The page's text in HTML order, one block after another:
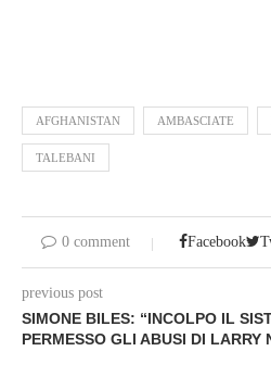
AFGHANISTAN AMBASCIATE
TALEBANI
0 comment Facebook
previous post
SIMONE BILES: “INCOLPO IL
PERMESSO GLI ABUSI DI LARRY